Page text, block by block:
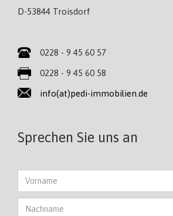
D-53844 Troisdorf
0228 - 9 45 60 57
0228 - 9 45 60 58
info(at)pedi-immobilien.de
Sprechen Sie uns an